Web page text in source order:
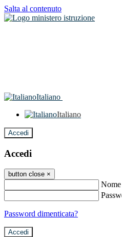
Salta al contenuto
Italiano
Italiano
Accedi
Accedi
button close ×
Password dimenticata?